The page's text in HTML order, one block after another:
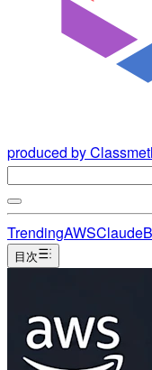
produced by
TrendingAWSClaude
目次